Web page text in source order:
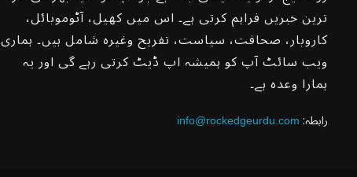
ترین خبریں فراہم کرتی ہے۔ اس میں کھیل، آٹوموبائل،
کاروبار، صحافت، سیاست، تفریح ​​وغیرہ شامل ہیں۔ ہماری
ویب سائٹ آپ کو ہمیشہ اپ ڈیٹ کرتی رہے گی اور یہ
ہمارا وعدہ ہے۔
info@rockedgeurdu.com :رابطہ